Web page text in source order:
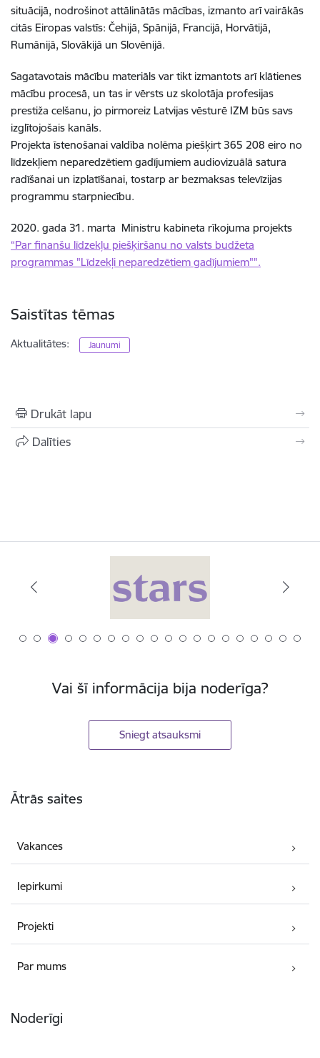
situācijā, nodrošinot attālinātās mācības, izmanto arī vairākās
citās Eiropas valstīs: Čehijā, Spānijā, Francijā, Horvātijā,
Rumānijā, Slovākijā un Slovēnijā.
Sagatavotais mācību materiāls var tikt izmantots arī klātienes
mācību procesā, un tas ir vērsts uz skolotāja profesijas
prestiža celšanu, jo pirmoreiz Latvijas vēsturē IZM būs savs
izglītojošais kanāls.
Projekta īstenošanai valdība nolēma piešķirt 365 208 eiro no
līdzekļiem neparedzētiem gadījumiem audiovizuālā satura
radīšanai un izplatīšanai, tostarp ar bezmaksas televīzijas
programmu starpniecību.
2020. gada 31. marta Ministru kabineta rīkojuma projekts
“Par finanšu līdzekļu piešķiršanu no valsts budžeta
programmas "Līdzekļi neparedzētiem gadījumiem"".
Saistītas tēmas
Aktualitātes: Jaunumi
Drukāt lapu
Dalīties
Vai šī informācija bija noderīga?
Sniegt atsauksmi
Ātrās saites
Vakances
Iepirkumi
Projekti
Par mums
Noderīgi